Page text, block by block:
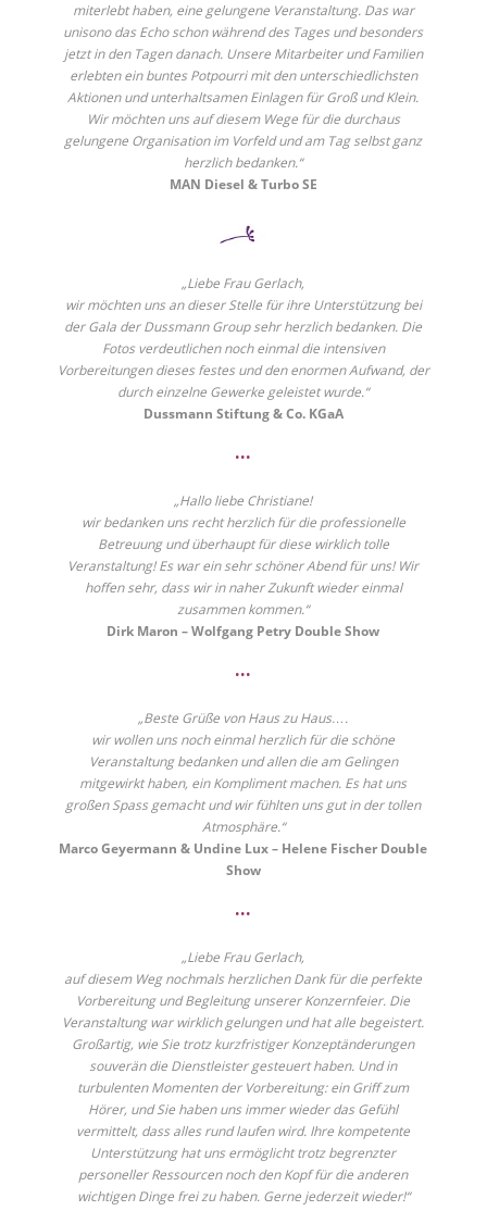
miterlebt haben, eine gelungene Veranstaltung. Das war
unisono das Echo schon während des Tages und besonders
jetzt in den Tagen danach. Unsere Mitarbeiter und Familien
erlebten ein buntes Potpourri mit den unterschiedlichsten
Aktionen und unterhaltsamen Einlagen für Groß und Klein.
Wir möchten uns auf diesem Wege für die durchaus
gelungene Organisation im Vorfeld und am Tag selbst ganz
herzlich bedanken.“
MAN Diesel & Turbo SE
„Liebe Frau Gerlach,
wir möchten uns an dieser Stelle für ihre Unterstützung bei
der Gala der Dussmann Group sehr herzlich bedanken. Die
Fotos verdeutlichen noch einmal die intensiven
Vorbereitungen dieses festes und den enormen Aufwand, der
durch einzelne Gewerke geleistet wurde.“
Dussmann Stiftung & Co. KGaA
•••
„Hallo liebe Christiane!
wir bedanken uns recht herzlich für die professionelle
Betreuung und überhaupt für diese wirklich tolle
Veranstaltung! Es war ein sehr schöner Abend für uns! Wir
hoffen sehr, dass wir in naher Zukunft wieder einmal
zusammen kommen.“
Dirk Maron – Wolfgang Petry Double Show
•••
„Beste Grüße von Haus zu Haus….
wir wollen uns noch einmal herzlich für die schöne
Veranstaltung bedanken und allen die am Gelingen
mitgewirkt haben, ein Kompliment machen. Es hat uns
großen Spass gemacht und wir fühlten uns gut in der tollen
Atmosphäre.“
Marco Geyermann & Undine Lux – Helene Fischer Double
Show
•••
„Liebe Frau Gerlach,
auf diesem Weg nochmals herzlichen Dank für die perfekte
Vorbereitung und Begleitung unserer Konzernfeier. Die
Veranstaltung war wirklich gelungen und hat alle begeistert.
Großartig, wie Sie trotz kurzfristiger Konzeptänderungen
souverän die Dienstleister gesteuert haben. Und in
turbulenten Momenten der Vorbereitung: ein Griff zum
Hörer, und Sie haben uns immer wieder das Gefühl
vermittelt, dass alles rund laufen wird. Ihre kompetente
Unterstützung hat uns ermöglicht trotz begrenzter
personeller Ressourcen noch den Kopf für die anderen
wichtigen Dinge frei zu haben. Gerne jederzeit wieder!“